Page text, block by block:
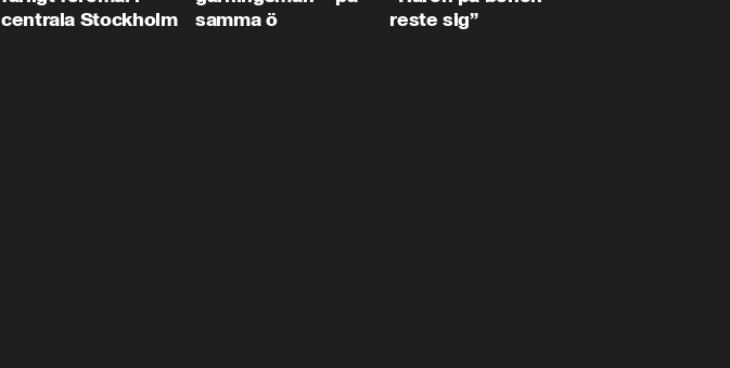
centrala Stockholm
samma ö
reste sig”